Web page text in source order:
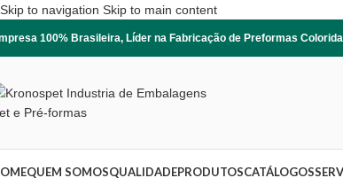
Skip to navigation Skip to main content
100% Brasileira, Líder na Fabricação de Preformas
QUEM SOMOSQUALIDADEPRODUTOSCATÁLOGOS